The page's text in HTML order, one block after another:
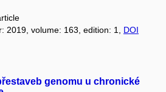
2019, volume: 163, edition: 1, DOI
genomu u chronické